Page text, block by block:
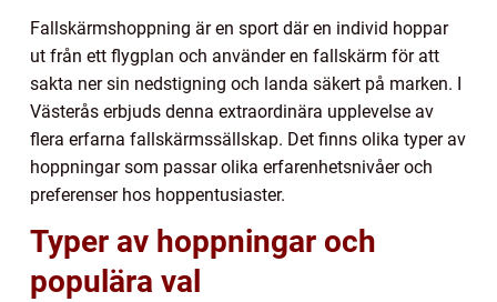
Fallskärmshoppning är en sport där en individ hoppar
ut från ett flygplan och använder en fallskärm för att
sakta ner sin nedstigning och landa säkert på marken. I
Västerås erbjuds denna extraordinära upplevelse av
flera erfarna fallskärmssällskap. Det finns olika typer av
hoppningar som passar olika erfarenhetsnivåer och
preferenser hos hoppentusiaster.
Typer av hoppningar och
populära val